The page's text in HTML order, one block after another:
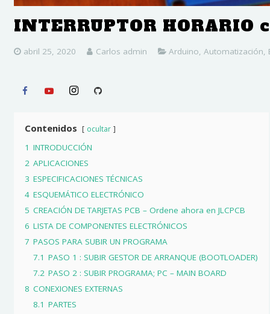
INTERRUPTOR HORARIO
abril 25, 2020 Carlos admin Arduino, Automatización,
Contenidos ocultar
1 INTRODUCCIÓN
2 APLICACIONES
3 ESPECIFICACIONES TÉCNICAS
4 ESQUEMÁTICO ELECTRÓNICO
5 CREACIÓN DE TARJETAS PCB – Ordene ahora en JLCPCB
6 LISTA DE COMPONENTES ELECTRÓNICOS
7 PASOS PARA SUBIR UN PROGRAMA
7.1 PASO 1 : SUBIR GESTOR DE ARRANQUE (BOOTLOADER)
7.2 PASO 2 : SUBIR PROGRAMA; PC – MAIN BOARD
8 CONEXIONES EXTERNAS
8.1 PARTES